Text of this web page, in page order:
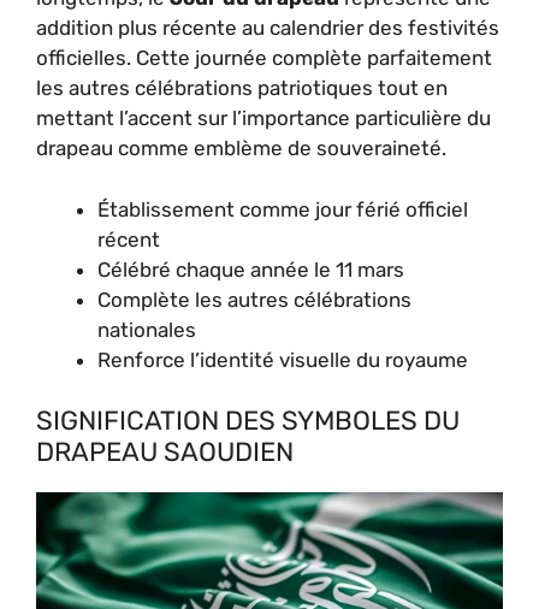
addition plus récente au calendrier des festivités
officielles. Cette journée complète parfaitement
les autres célébrations patriotiques tout en
mettant l’accent sur l’importance particulière du
drapeau comme emblème de souveraineté.
Établissement comme jour férié officiel
récent
Célébré chaque année le 11 mars
Complète les autres célébrations
nationales
Renforce l’identité visuelle du royaume
SIGNIFICATION DES SYMBOLES DU
DRAPEAU SAOUDIEN